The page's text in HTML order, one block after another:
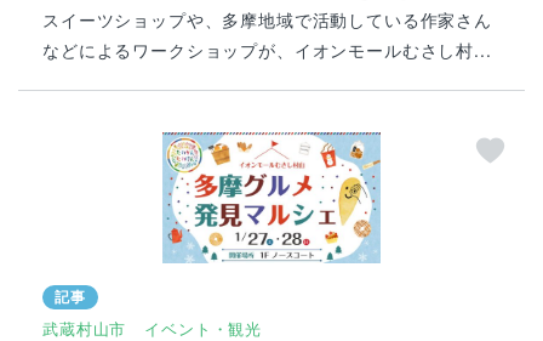
スイーツショップや、多摩地域で活動している作家さん
などによるワークショップが、イオンモールむさし村...
記事
武蔵村山市 イベント・観光